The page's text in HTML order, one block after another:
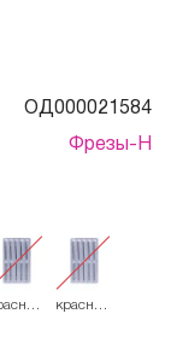
ОД000021584
Фрезы-Н
красная